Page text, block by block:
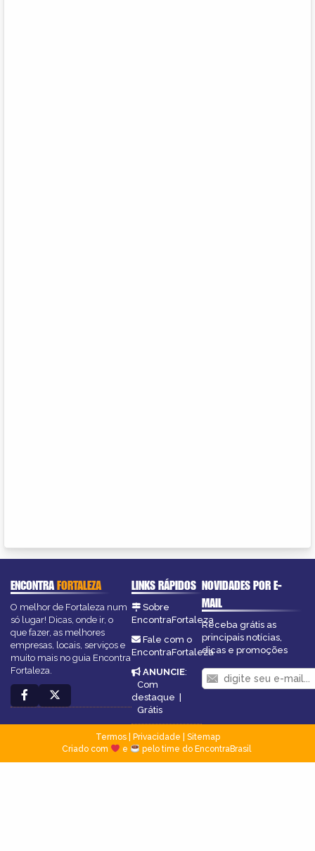
ENCONTRAFORTALEZA
O melhor de Fortaleza num
só lugar! Dicas, onde ir, o
que fazer, as melhores
empresas, locais, serviços e
muito mais no guia Encontra
Fortaleza.
LINKS RÁPIDOS
Sobre
EncontraFortaleza
Fale com o
EncontraFortaleza
ANUNCIE:
Com
destaque |
Grátis
NOVIDADES POR E-
MAIL
Receba grátis as
principais notícias,
dicas e promoções
Termos| Privacidade
Sitemap
Criado com
e pelo time do EncontraBrasil